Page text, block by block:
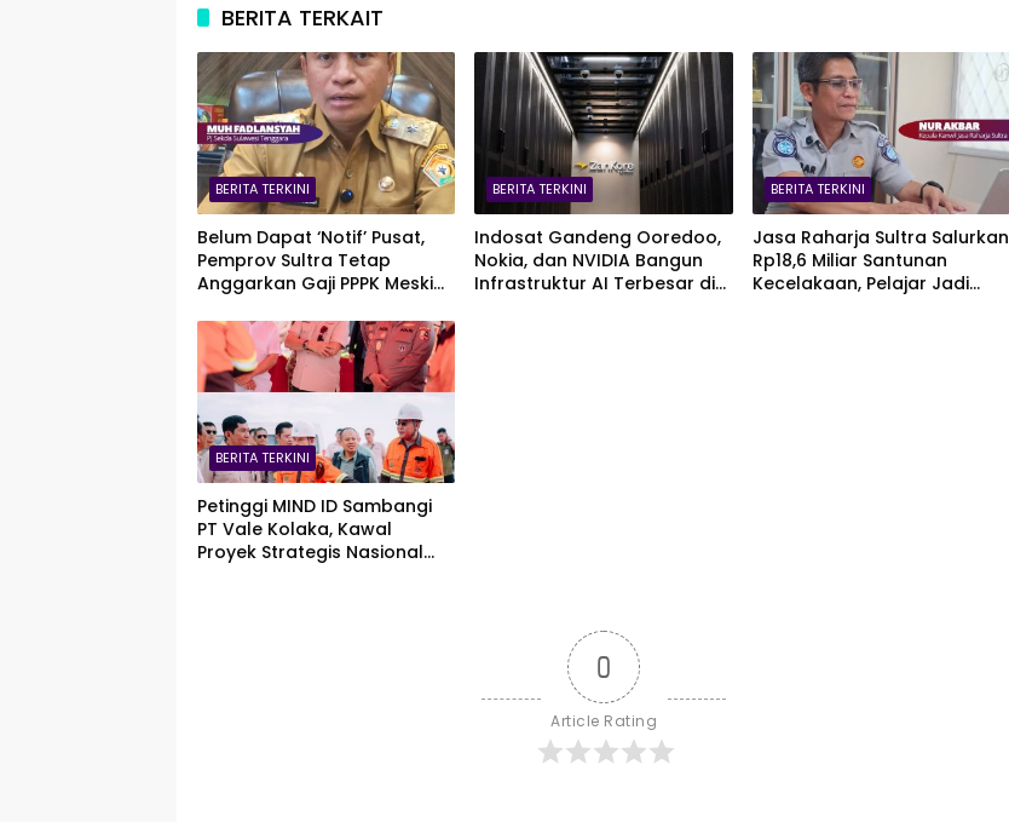
BERITA TERKAIT
BERITA TERKINI
Belum Dapat ‘Notif’ Pusat,
Pemprov Sultra Tetap
Anggarkan Gaji PPPK Meski
BERITA TERKINI
Indosat Gandeng Ooredoo,
Nokia, dan NVIDIA Bangun
Infrastruktur AI Terbesar di
BERITA TERKINI
Jasa Raharja Sultra Salurkan
Rp18,6 Miliar Santunan
Kecelakaan, Pelajar Jadi
BERITA TERKINI
Petinggi MIND ID Sambangi
PT Vale Kolaka, Kawal
Proyek Strategis Nasional
0
Article Rating